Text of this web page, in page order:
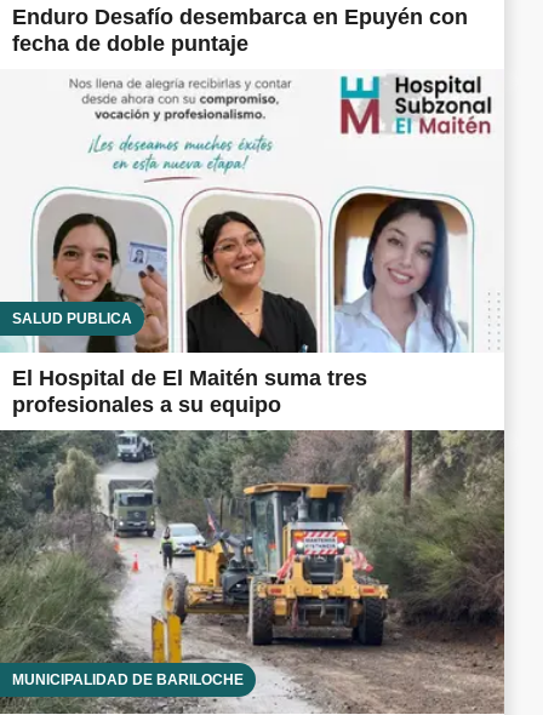
Enduro Desafío desembarca en Epuyén con
fecha de doble puntaje
SALUD PÚBLICA
El Hospital de El Maitén suma tres
profesionales a su equipo
MUNICIPALIDAD DE BARILOCHE